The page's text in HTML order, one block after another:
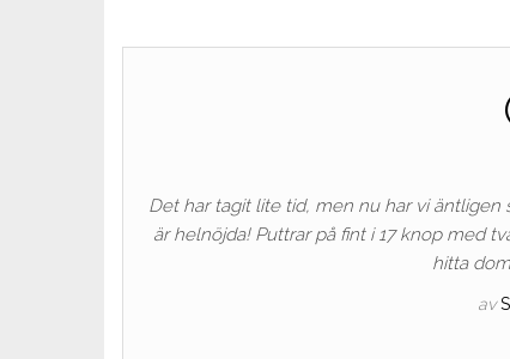
Det har tagit lite tid, men nu har vi äntligen
är helnöjda! Puttrar på fint i 17 knop med
hitta
av